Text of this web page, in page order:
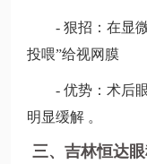
- 狠招：在显
投喂”给视网膜
- 优势：术后
明显缓解 。
三、吉林恒达